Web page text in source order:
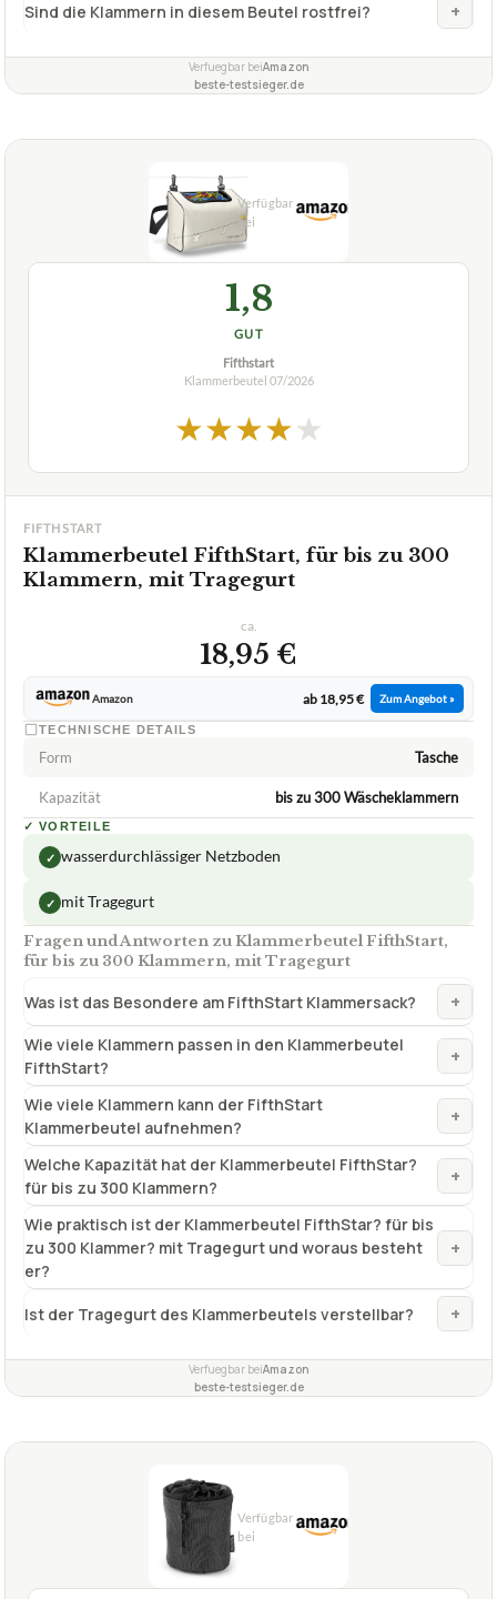
Sind die Klammern in diesem Beutel rostfrei? +
Verfuegbar beiAmazon
beste-testsieger.de
1,8
GUT
Fifthstart
Klammerbeutel 07/2026
★★★★★
FIFTHSTART
Klammerbeutel FifthStart, für bis zu 300
Klammern, mit Tragegurt
ca.
18,95 €
Amazon ab 18,95 € Zum Angebot »
TECHNISCHE DETAILS
Form Tasche
Kapazität bis zu 300 Wäscheklammern
✓ VORTEILE
✓ wasserdurchlässiger Netzboden
✓ mit Tragegurt
Fragen und Antworten zu Klammerbeutel FifthStart,
für bis zu 300 Klammern, mit Tragegurt
Was ist das Besondere am FifthStart Klammersack? +
Wie viele Klammern passen in den Klammerbeutel
FifthStart?
+
Wie viele Klammern kann der FifthStart
Klammerbeutel aufnehmen?
+
Welche Kapazität hat der Klammerbeutel FifthStar?
für bis zu 300 Klammern?
+
Wie praktisch ist der Klammerbeutel FifthStar? für bis
zu 300 Klammer? mit Tragegurt und woraus besteht
er?
+
Ist der Tragegurt des Klammerbeutels verstellbar? +
Verfuegbar beiAmazon
beste-testsieger.de